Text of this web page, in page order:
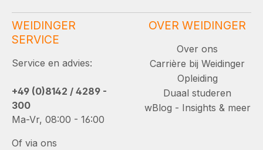
WEIDINGER
SERVICE
Service en advies:
+49 (0)8142 / 4289 -
300
Ma-Vr, 08:00 - 16:00
Of via ons
OVER WEIDINGER
Over ons
Carrière bij Weidinger
Opleiding
Duaal studeren
wBlog - Insights & meer